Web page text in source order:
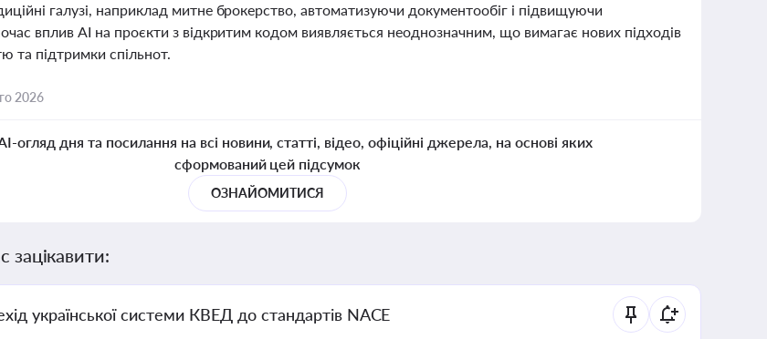
галузі, наприклад митне брокерство, автоматизуючи документообіг і підвищуючи
вплив AI на проєкти з відкритим кодом виявляється неоднозначним, що вимагає нових підходів
та підтримки спільнот.
2026
огляд дня та посилання на всі новини, статті, відео, офіційні джерела, на основі яких
сформований цей підсумок
ОЗНАЙОМИТИСЯ
зацікавити:
української системи КВЕД до стандартів NACE